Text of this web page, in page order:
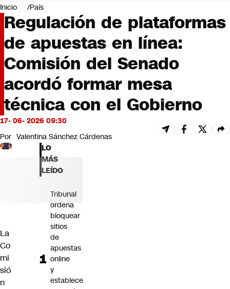
Negocios
Deportes
Programas completos
Cultura
Servicios
Bits
CNN tiempo
Futuro 360
Opinión
Inicio País
Regulación de plataformas
de apuestas en línea:
Comisión del Senado
acordó formar mesa
técnica con el Gobierno
17- 06- 2026 09:30
Por Valentina Sánchez Cárdenas
La
Co
mi
sió
n
LO
MÁS
LEÍDO
Tribunal
ordena
bloquear
sitios
de
apuestas
online
y
establece